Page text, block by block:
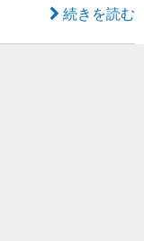
続きを読む